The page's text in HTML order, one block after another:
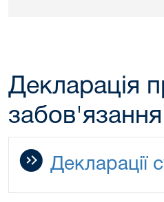
Декларація
Декларації